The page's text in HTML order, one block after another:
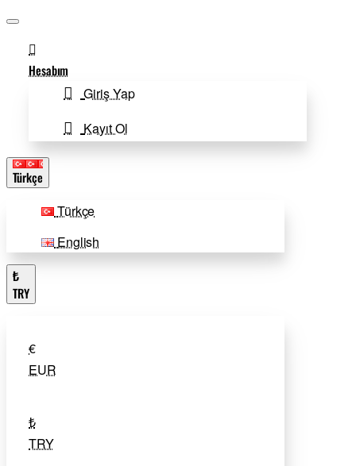
Hesabım
Giriş Yap
Kayıt Ol
Türkçe
Türkçe
English
₺
TRY
€
EUR
₺
TRY